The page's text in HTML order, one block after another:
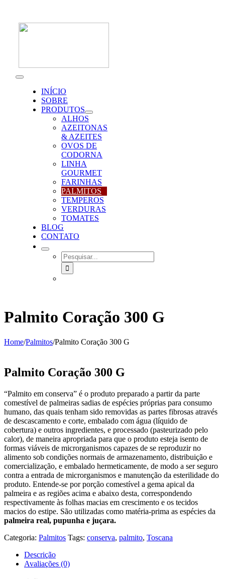
content
Toggle
NavigationINÍCIO
SOBRE
PRODUTOS
ALHOS
AZEITONAS
& AZEITES
OVOS DE
CODORNA
LINHA
GOURMET
FARINHAS
PALMITOS
TEMPEROS
VERDURAS
TOMATES
BLOG
CONTATO
SEARCH
FOR:
Palmito Coração 300 G
Home/Palmitos/Palmito Coração 300 G
Palmito Coração 300 G
“Palmito em conserva” é o produto preparado a partir da parte
comestível de palmeiras sadias de espécies próprias para consumo
humano, das quais tenham sido removidas as partes fibrosas através
de descascamento e corte, embalado com água (líquido de
cobertura) e outros ingredientes, e processado (pasteurizado pelo
calor), de maneira apropriada para que o produto esteja isento de
formas viáveis de microrganismos capazes de se reproduzir no
alimento sob condições normais de armazenamento, distribuição e
comercialização, e embalado hermeticamente, de modo a ser seguro
contra a entrada de microrganismos e manutenção da esterilidade do
produto. Entende-se por porção comestível a gema apical da
palmeira e as regiões acima e abaixo desta, correspondendo
respectivamente às folhas macias em crescimento e os tecidos
macios do estipe. São utilizadas como matéria-prima as espécies da
palmeira real, pupunha e juçara.
Categoria: Palmitos Tags: conserva, palmito, Toscana
Descrição
Avaliações (0)